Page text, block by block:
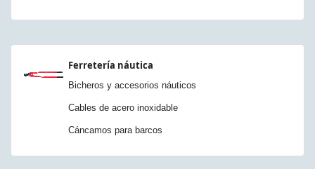
Ferretería náutica
Bicheros y accesorios náuticos
Cables de acero inoxidable
Cáncamos para barcos